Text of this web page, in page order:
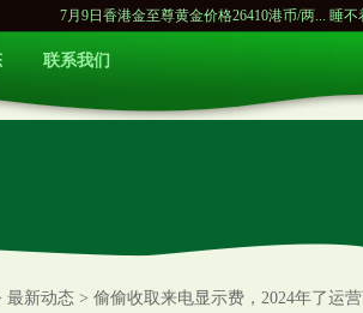
7月9日香港金至尊黄金价格26410港币/两... 睡不着，灸百
联系我们
最新动态 > 偷偷收取来电显示费，2024年了运